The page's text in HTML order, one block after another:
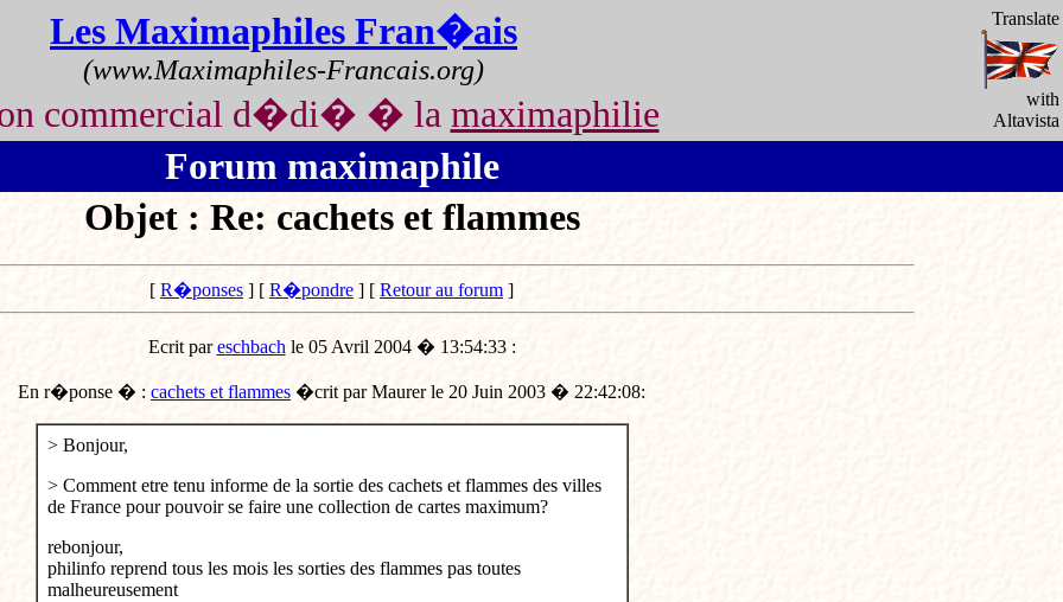
Les Maximaphiles Fran�ais
(www.Maximaphiles-Francais.org)
commercial d�di� � la maximaphilie
Translate
with
Altavista
Forum maximaphile
Objet : Re: cachets et flammes
[ R�ponses ] [ R�pondre ] [ Retour au forum]
Ecrit pareschbachle 05 Avril 2004 � 13:54:33 :
En r�ponse � : cachets et flammes �crit par Maurer le 20 Juin 2003 � 22:42:08:
> Bonjour,
> Comment etre tenu informe de la sortie des cachets et flammes des villes
de France pour pouvoir se faire une collection de cartes maximum?
rebonjour,
philinfo reprend tous les mois les sorties des flammes pas toutes
malheureusement